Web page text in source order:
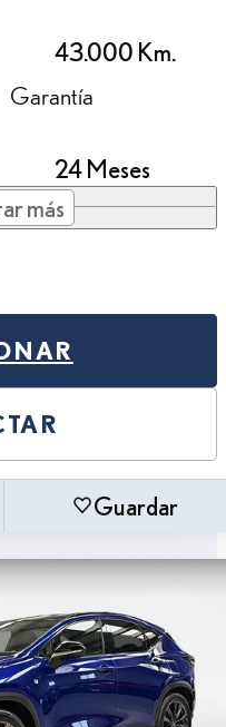
43.000 Km.
Garantía
24 Meses
más
Guardar